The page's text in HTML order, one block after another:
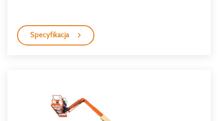
Specyfikacja